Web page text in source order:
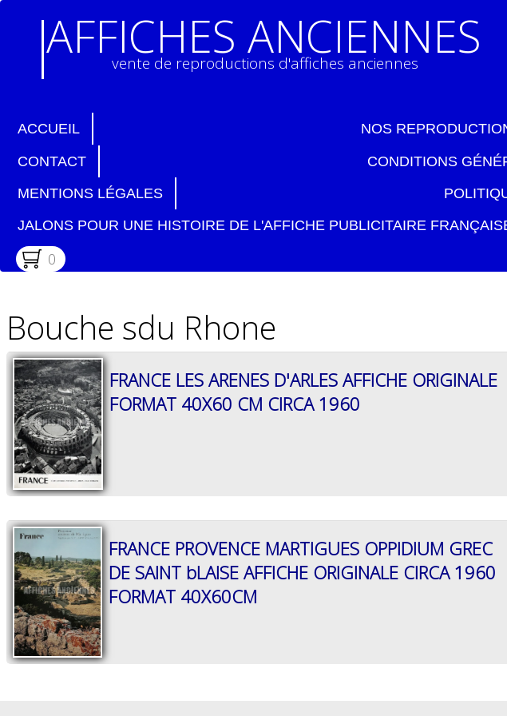
AFFICHES ANCIENNES
vente de reproductions d'affiches anciennes
ACCUEIL NOS
CONTACT
CONDITIONS
MENTIONS LÉGALES
JALONS POUR UNE HISTOIRE DE L'AFFICHE PUBLICITAIRE
0
Bouche sdu Rhone
FRANCE LES ARENES D'ARLES AFFICHE ORIGINALE
FORMAT 40X60 CM CIRCA 1960
FRANCE PROVENCE MARTIGUES OPPIDIUM GREC
DE SAINT bLAISE AFFICHE ORIGINALE CIRCA 1960
FORMAT 40X60CM